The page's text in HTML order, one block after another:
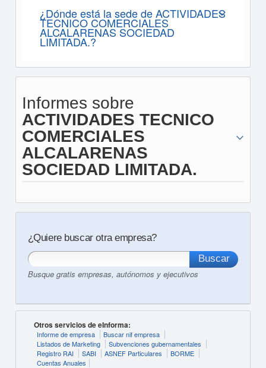
¿Dónde está la sede de ACTIVIDADES
TECNICO COMERCIALES
ALCALARENAS SOCIEDAD
LIMITADA.?
Informes sobre
ACTIVIDADES TECNICO
COMERCIALES
ALCALARENAS
SOCIEDAD LIMITADA.
¿Quiere buscar otra empresa?
Busque gratis empresas, autónomos y ejecutivos
Otros servicios de eInforma:
Informe de empresa
Buscar nif empresa
Listados de Marketing
Subvenciones gubernamentales
Registro RAI
SABI ASNEF Particulares
BORME
Cuentas Anuales